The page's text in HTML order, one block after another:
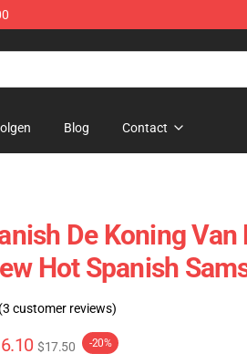
Blog Contact
De Koning Van
Hot Spanish
(3 customer reviews)
$17.50 -20%